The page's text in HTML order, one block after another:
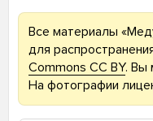
Все материалы
для
Commons CC BY. Вы
На фотографии